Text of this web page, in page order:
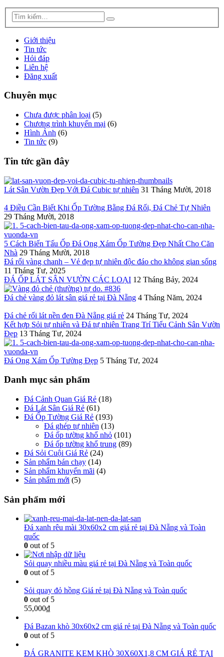
Giới thiệu
Tin tức
Hỏi đáp
Liên hệ
Đăng xuất
Chuyên mục
Chưa được phân loại (5)
Chương trình khuyến mại (6)
Hình Ảnh (6)
Tin tức (9)
Tin tức gần đây
Lát Sân Vườn Đẹp Với Đá Cubic tự nhiên 31 Tháng Mười, 2018
4 Điều Cần Biết Khi Ốp Tường Bằng Đá Rối, Đá Chẻ Tự Nhiên
29 Tháng Mười, 2018
5 Cách Biến Tấu Ốp Đá Ong Xám Ốp Tường Đẹp Nhất Cho Căn
Nhà 29 Tháng Mười, 2018
Đá rối vàng chanh – Vẻ đẹp tự nhiên độc đáo cho không gian sống
11 Tháng Tư, 2025
ĐÁ ỐP LÁT SÂN VƯỜN CÁC LOẠI 12 Tháng Bảy, 2024
Đá chẻ vàng đỏ lát sân giá rẻ tại Đà Nẵng 4 Tháng Năm, 2024
Đá chẻ rối lát nền đen Đà Nẵng giá rẻ 24 Tháng Tư, 2024
Kết hợp Sỏi tự nhiên và Đá tự nhiên Trang Trí Tiểu Cảnh Sân Vườn
Đẹp 13 Tháng Tư, 2024
Đá Ong Xám Ốp Tường Đẹp 5 Tháng Tư, 2024
Danh mục sản phẩm
Đá Cảnh Quan Giá Rẻ (18)
Đá Lát Sân Giá Rẻ (61)
Đá Ốp Tường Giá Rẻ (193)
Đá ghép tự nhiên (13)
Đá ốp tường khổ nhỏ (101)
Đá ốp tường khổ trung (89)
Đá Sỏi Cuội Giá Rẻ (24)
Sản phẩm bán chạy (14)
Sản phẩm khuyến mãi (4)
Sản phẩm mới (5)
Sản phẩm mới
Đá xanh rêu mài 30x60x2 cm giá rẻ tại Đà Nẵng và Toàn
quốc
0 out of 5
Sỏi quay nhiều màu giá rẻ tại Đà Nẵng và Toàn quốc
0 out of 5
Sỏi quay đỏ hồng Giá rẻ tại Đà Nẵng và Toàn quốc
0 out of 5
55,000₫
Đá Bazan khò 30x60x2 cm giá rẻ tại Đà Nẵng và Toàn quốc
0 out of 5
ĐÁ GRANITE KEM KHÒ 30X60X1,8 CM GIÁ RẺ TẠI